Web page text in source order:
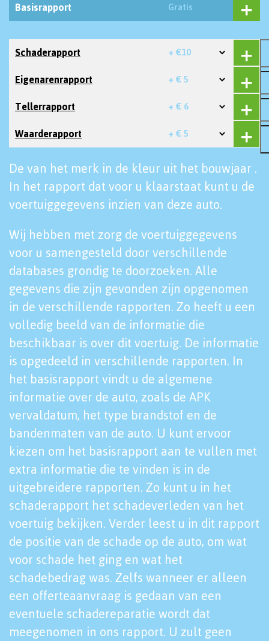
Basisrapport Gratis
Schaderapport + €10
Eigenarenrapport + € 5
Tellerrapport + € 6
Waarderapport + € 5
De van het merk in de kleur uit het bouwjaar .
In het rapport dat voor u klaarstaat kunt u de
voertuiggegevens inzien van deze auto.
Wij hebben met zorg de voertuiggegevens
voor u samengesteld door verschillende
databases grondig te doorzoeken. Alle
gegevens die zijn gevonden zijn opgenomen
in de verschillende rapporten. Zo heeft u een
volledig beeld van de informatie die
beschikbaar is over dit voertuig. De informatie
is opgedeeld in verschillende rapporten. In
het basisrapport vindt u de algemene
informatie over de auto, zoals de APK
vervaldatum, het type brandstof en de
bandenmaten van de auto. U kunt ervoor
kiezen om het basisrapport aan te vullen met
extra informatie die te vinden is in de
uitgebreidere rapporten. Zo kunt u in het
schaderapport het schadeverleden van het
voertuig bekijken. Verder leest u in dit rapport
de positie van de schade op de auto, om wat
voor schade het ging en wat het
schadebedrag was. Zelfs wanneer er alleen
een offerteaanvraag is gedaan van een
eventuele schadereparatie wordt dat
meegenomen in ons rapport. U zult geen